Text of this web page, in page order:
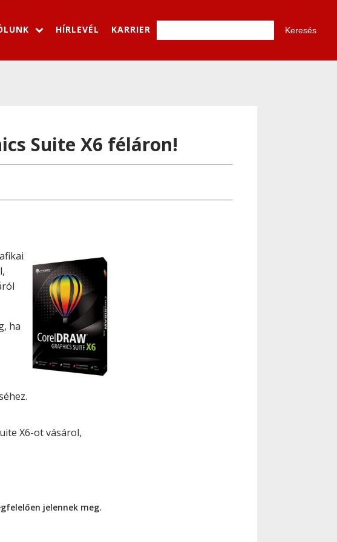
HÍRLEVÉL KARRIER
Suite X6 féláron!
ha
X6-ot vásárol,
jelennek meg.